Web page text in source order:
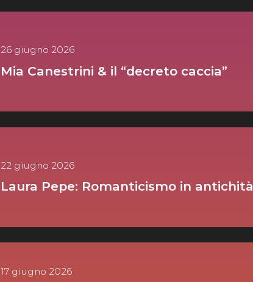
26 giugno 2026
Mia Canestrini & il “decreto caccia”
22 giugno 2026
Laura Pepe: Romanticismo in antichità
17 giugno 2026